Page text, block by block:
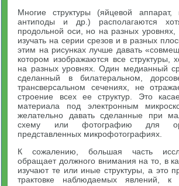
Многие структуры (яйцевой аппарат,
антиподы и др.) располагаются
продольной оси, но на разных уровнях,
изучать на серии срезов и в разных
этим на рисунках лучше давать
котором изображаются все структуры,
на разных уровнях. Один медианный
сделанный в билатеральном,
трансверсальном сечениях, не
строение всех ее структур. Это
материала под электронным
желательно давать сделанные при
схему или фотографию для
представленных микрофотографиях.
К сожалению, большая часть
обращает должного внимания на то, в
изучают те или иные структуры, а это
трактовке наблюдаемых явлений, к